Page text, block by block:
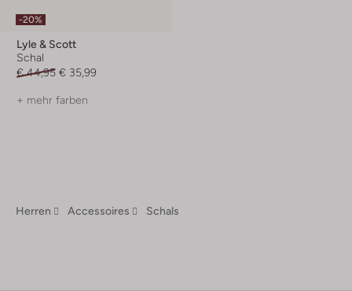
-20%
Lyle & Scott
Schal
€ 44,95 € 35,99
+ mehr farben
Herren Accessoires Schals